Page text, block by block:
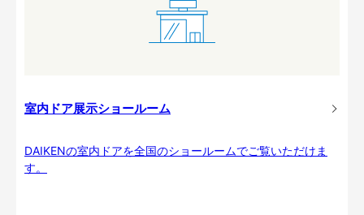
室内ドア展示ショールーム
DAIKENの室内ドアを全国のショールームでご覧いただけま
す。